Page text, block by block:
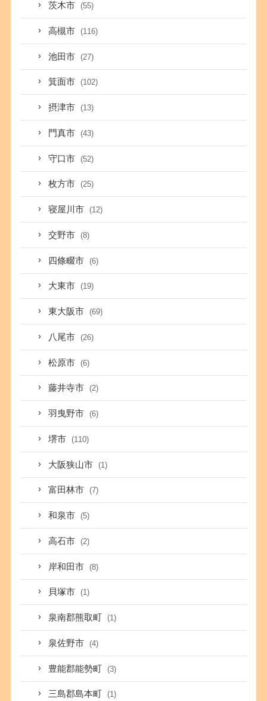
茨木市 (55)
高槻市 (116)
池田市 (27)
箕面市 (102)
摂津市 (13)
門真市 (43)
守口市 (52)
枚方市 (25)
寝屋川市 (12)
交野市 (8)
四條畷市 (6)
大東市 (19)
東大阪市 (69)
八尾市 (26)
松原市 (6)
藤井寺市 (2)
羽曳野市 (6)
堺市 (110)
大阪狭山市 (1)
富田林市 (7)
和泉市 (5)
高石市 (2)
岸和田市 (8)
貝塚市 (1)
泉南郡熊取町 (1)
泉佐野市 (4)
豊能郡能勢町 (3)
三島郡島本町 (1)